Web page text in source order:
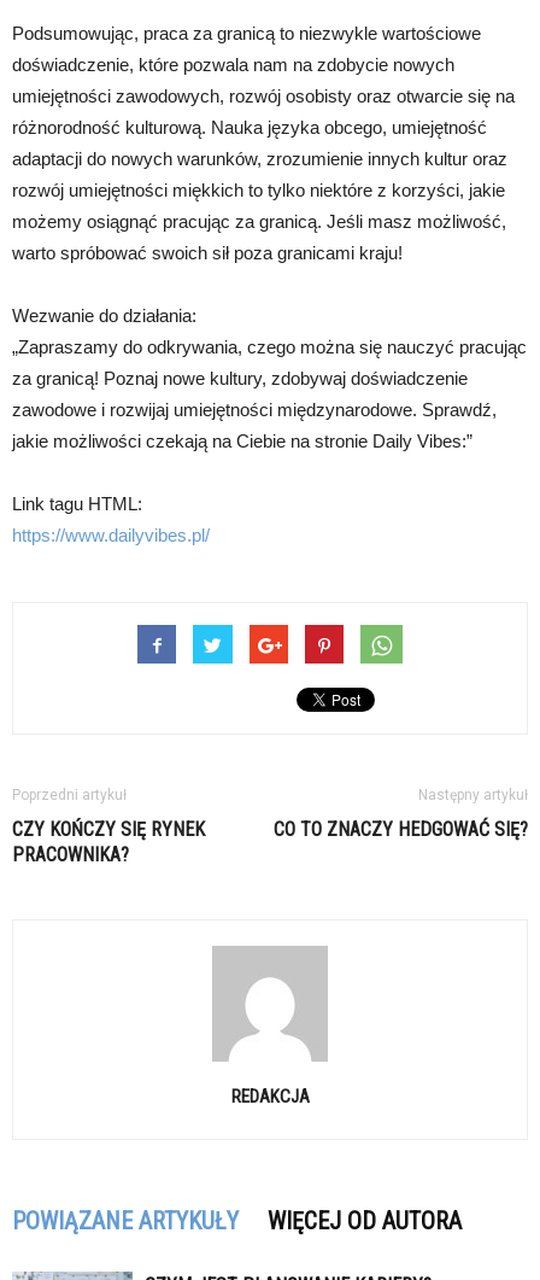
Podsumowując, praca za granicą to niezwykle wartościowe
doświadczenie, które pozwala nam na zdobycie nowych
umiejętności zawodowych, rozwój osobisty oraz otwarcie się na
różnorodność kulturową. Nauka języka obcego, umiejętność
adaptacji do nowych warunków, zrozumienie innych kultur oraz
rozwój umiejętności miękkich to tylko niektóre z korzyści, jakie
możemy osiągnąć pracując za granicą. Jeśli masz możliwość,
warto spróbować swoich sił poza granicami kraju!
Wezwanie do działania:
„Zapraszamy do odkrywania, czego można się nauczyć pracując
za granicą! Poznaj nowe kultury, zdobywaj doświadczenie
zawodowe i rozwijaj umiejętności międzynarodowe. Sprawdź,
jakie możliwości czekają na Ciebie na stronie Daily Vibes:”
Link tagu HTML:
https://www.dailyvibes.pl/
Poprzedni artykuł
CZY KOŃCZY SIĘ RYNEK
PRACOWNIKA?
Następny artykuł
CO TO ZNACZY HEDGOWAĆ SIĘ?
REDAKCJA
POWIĄZANE ARTYKUŁY WIĘCEJ OD AUTORA